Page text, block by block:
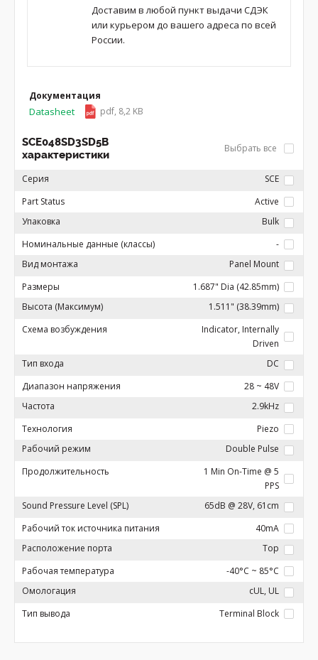
Доставим в любой пункт выдачи СДЭК
или курьером до вашего адреса по всей
России.
Документация
Datasheet pdf, 8,2 KB
SCE048SD3SD5B
характеристики
Выбрать все
Серия
SCE
Part Status
Active
Упаковка
Bulk
Номинальные данные (классы)
-
Вид монтажа
Panel Mount
Размеры
1.687" Dia (42.85mm)
Высота (Максимум)
1.511" (38.39mm)
Схема возбуждения
Indicator, Internally
Driven
Тип входа
DC
Диапазон напряжения
28 ~ 48V
Частота
2.9kHz
Технология
Piezo
Рабочий режим
Double Pulse
Продолжительность
1 Min On-Time @ 5
PPS
Sound Pressure Level (SPL)
65dB @ 28V, 61cm
Рабочий ток источника питания
40mA
Расположение порта
Top
Рабочая температура
-40°C ~ 85°C
Омологация
cUL, UL
Тип вывода
Terminal Block